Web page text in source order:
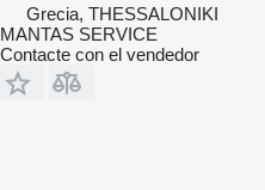
Grecia, THESSALONIKI
MANTAS SERVICE
Contacte con el vendedor